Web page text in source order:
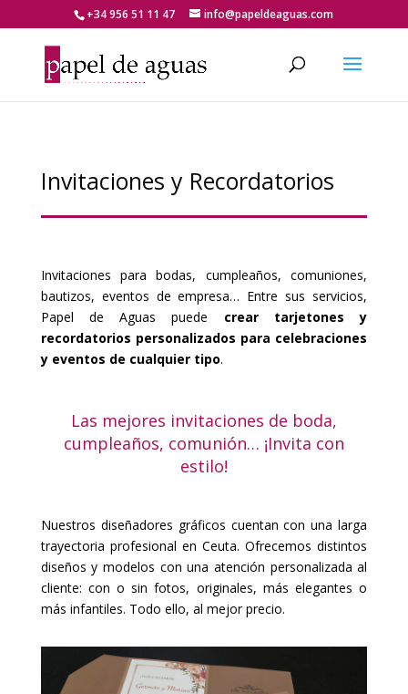
+34 956 51 11 47 info@papeldeaguas.com
Invitaciones y Recordatorios
Invitaciones para bodas, cumpleaños, comuniones,
bautizos, eventos de empresa… Entre sus servicios,
Papel de Aguas puede crear tarjetones y
recordatorios personalizados para celebraciones
y eventos de cualquier tipo.
Las mejores invitaciones de boda,
cumpleaños, comunión… ¡Invita con
estilo!
Nuestros diseñadores gráficos cuentan con una larga
trayectoria profesional en Ceuta. Ofrecemos distintos
diseños y modelos con una atención personalizada al
cliente: con o sin fotos, originales, más elegantes o
más infantiles. Todo ello, al mejor precio.